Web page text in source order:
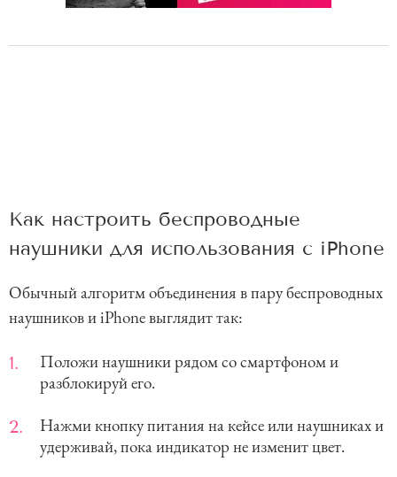
Как настроить беспроводные
наушники для использования с iPhone
Обычный алгоритм объединения в пару беспроводных
наушников и iPhone выглядит так:
Положи наушники рядом со смартфоном и
разблокируй его.
Нажми кнопку питания на кейсе или наушниках и
удерживай, пока индикатор не изменит цвет.